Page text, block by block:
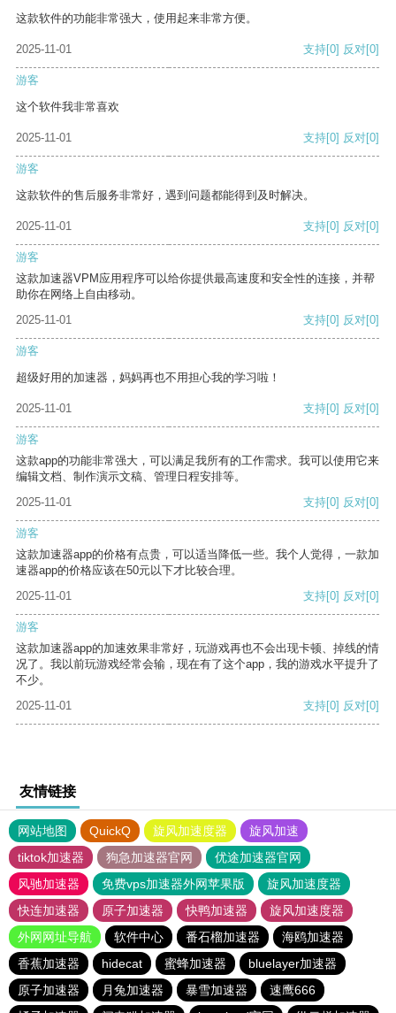
这款软件的功能非常强大，使用起来非常方便。
2025-11-01 支持[0] 反对[0]
游客
这个软件我非常喜欢
2025-11-01 支持[0] 反对[0]
游客
这款软件的售后服务非常好，遇到问题都能得到及时解决。
2025-11-01 支持[0] 反对[0]
游客
这款加速器VPM应用程序可以给你提供最高速度和安全性的连接，并帮
助你在网络上自由移动。
2025-11-01
支持[0] 反对[0]
游客
超级好用的加速器，妈妈再也不用担心我的学习啦！
2025-11-01 支持[0] 反对[0]
游客
这款app的功能非常强大，可以满足我所有的工作需求。我可以使用它来
编辑文档、制作演示文稿、管理日程安排等。
2025-11-01
支持[0] 反对[0]
游客
这款加速器app的价格有点贵，可以适当降低一些。我个人觉得，一款加
速器app的价格应该在50元以下才比较合理。
2025-11-01
支持[0] 反对[0]
游客
这款加速器app的加速效果非常好，玩游戏再也不会出现卡顿、掉线的情
况了。我以前玩游戏经常会输，现在有了这个app，我的游戏水平提升了
不少。
2025-11-01
支持[0] 反对[0]
友情链接
网站地图 QuickQ 旋风加速度器
旋风加速
tiktok加速器
狗急加速器官网
优途加速器官网
风驰加速器
免费vps加速器外网苹果版
旋风加速度器
快连加速器
原子加速器 快鸭加速器
旋风加速度器
外网网址导航
软件中心 番石榴加速器
海鸥加速器
香蕉加速器
hidecat 蜜蜂加速器
bluelayer加速器
原子加速器
月兔加速器 暴雪加速器
速鹰666